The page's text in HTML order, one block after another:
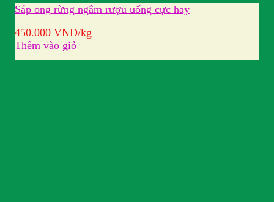
Sáp ong rừng ngâm rượu uống cực hay
450.000 VND/kg
Thêm vào giỏ